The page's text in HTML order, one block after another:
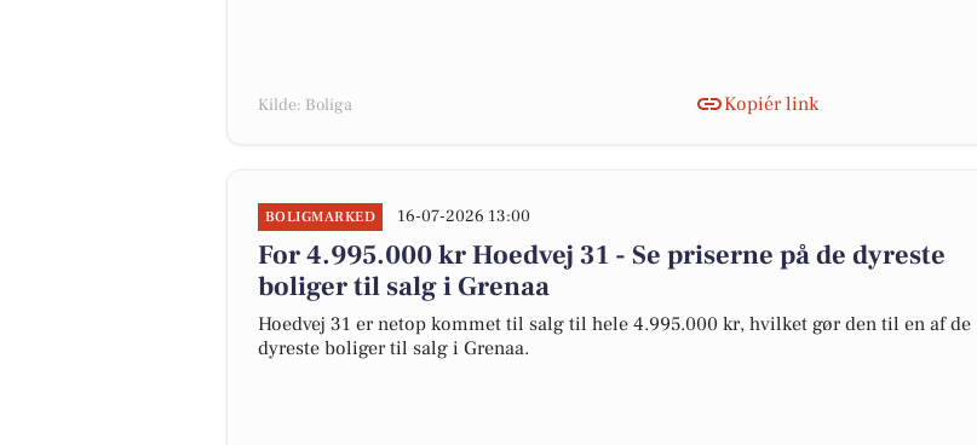
Kilde: Boliga Kopiér link
BOLIGMARKED 16-07-2026 13:00
For 4.995.000 kr Hoedvej 31 - Se priserne på de dyreste
boliger til salg i Grenaa
Hoedvej 31 er netop kommet til salg til hele 4.995.000 kr, hvilket gør den til en af de
dyreste boliger til salg i Grenaa.